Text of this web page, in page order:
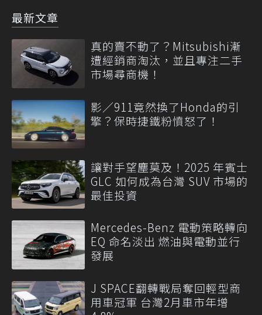
最新文章
真的賣不動了？Mitsubishi漸
遭經銷商淘汰，並且專注二手
市場尋商機！
影／911竟然換了Honda的引
擎？保時捷鐵粉憤怒了！
讓對手望塵莫及！2025 年賓士
GLC 如何成為台灣 SUV 市場的
最佳投資
Mercedes-Benz 電動策略轉向
EQ 命名淡出 燃油與電動並行
發展
J SPACE翻轉戰局奪回輕型商
用車冠軍 台灣2月車市年增